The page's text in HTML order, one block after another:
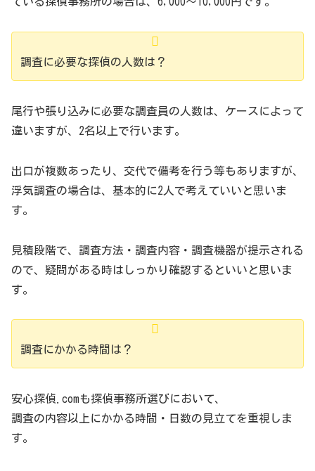
調査に必要な探偵の人数は？
尾行や張り込みに必要な調査員の人数は、ケースによって
違いますが、2名以上で行います。
出口が複数あったり、交代で備考を行う等もありますが、
浮気調査の場合は、基本的に2人で考えていいと思いま
す。
見積段階で、調査方法・調査内容・調査機器が提示される
ので、疑問がある時はしっかり確認するといいと思いま
す。
調査にかかる時間は？
安心探偵.comも探偵事務所選びにおいて、
調査の内容以上にかかる時間・日数の見立てを重視しま
す。